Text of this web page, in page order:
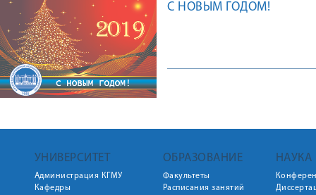
С НОВЫМ ГОДОМ!
УНИВЕРСИТЕТ
Администрация КГМУ
Кафедры
ОБРАЗОВАНИЕ
Факультеты
Расписания занятий
НАУКА